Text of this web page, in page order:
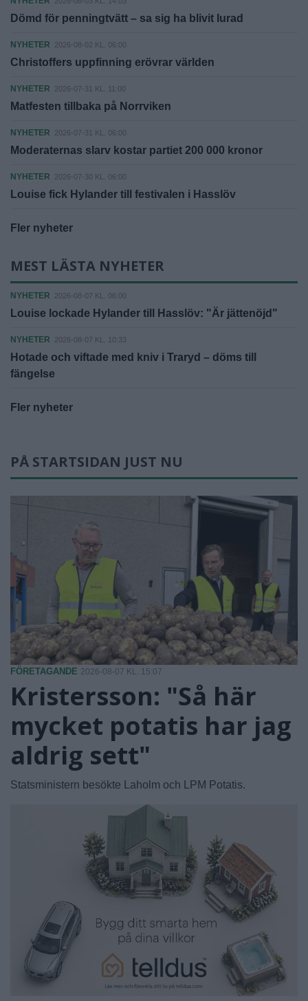
Dömd för penningtvätt – sa sig ha blivit lurad
NYHETER 2026-08-02 KL. 06:00
Christoffers uppfinning erövrar världen
NYHETER 2026-07-31 KL. 11:00
Matfesten tillbaka på Norrviken
NYHETER 2026-07-31 KL. 06:00
Moderaternas slarv kostar partiet 200 000 kronor
NYHETER 2026-07-30 KL. 06:00
Louise fick Hylander till festivalen i Hasslöv
Fler nyheter
MEST LÄSTA NYHETER
NYHETER 2026-08-07 KL. 06:00
Louise lockade Hylander till Hasslöv: "Är jättenöjd"
NYHETER 2026-08-07 KL. 10:33
Hotade och viftade med kniv i Traryd – döms till
fängelse
Fler nyheter
PÅ STARTSIDAN JUST NU
FÖRETAGANDE 2026-08-07 KL. 15:07
Kristersson: "Så här
mycket potatis har jag
aldrig sett"
Statsministern besökte Laholm och LPM Potatis.